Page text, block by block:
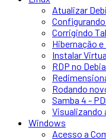
Atualizar
Corrigindo
Hibernação
Instalar
RDP no
Rodando
Samba 4 -
Visualizando
Windows
Acesso a